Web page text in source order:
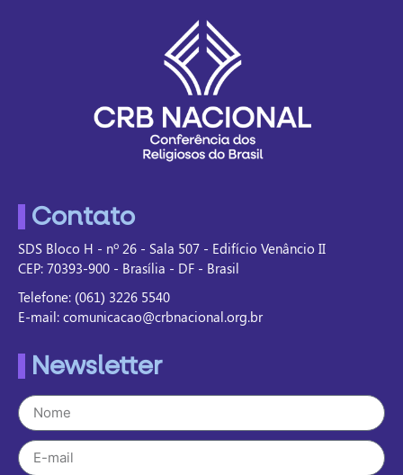
Contato
SDS Bloco H - nº 26 - Sala 507 - Edifício Venâncio II
CEP: 70393-900 - Brasília - DF - Brasil
Telefone: (061) 3226 5540
E-mail: comunicacao@crbnacional.org.br
Newsletter